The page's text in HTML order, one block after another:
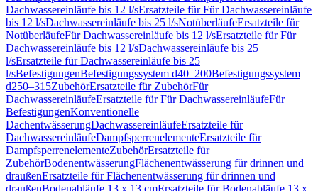
Dachwassereinläufe bis 12 l/sErsatzteile für Für Dachwassereinläufe
bis 12 l/sDachwassereinläufe bis 25 l/sNotüberläufeErsatzteile für
NotüberläufeFür Dachwassereinläufe bis 12 l/sErsatzteile für Für
Dachwassereinläufe bis 12 l/sDachwassereinläufe bis 25
l/sErsatzteile für Dachwassereinläufe bis 25
l/sBefestigungenBefestigungssystem d40–200Befestigungssystem
d250–315ZubehörErsatzteile für ZubehörFür
DachwassereinläufeErsatzteile für Für DachwassereinläufeFür
BefestigungenKonventionelle
DachentwässerungDachwassereinläufeErsatzteile für
DachwassereinläufeDampfsperrenelementeErsatzteile für
DampfsperrenelementeZubehörErsatzteile für
ZubehörBodenentwässerungFlächenentwässerung für drinnen und
draußenErsatzteile für Flächenentwässerung für drinnen und
draußenBodenabläufe 13 x 13 cmErsatzteile für Bodenabläufe 13 x